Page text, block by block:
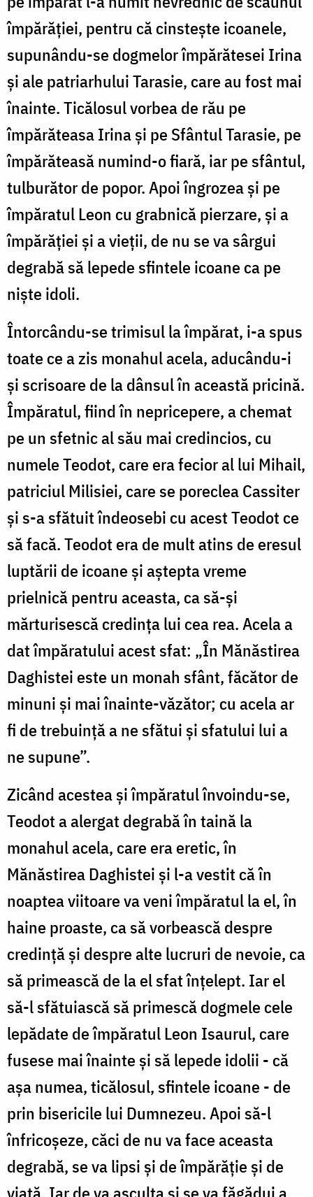
împărăției, pentru că cinstește icoanele,
supunându-se dogmelor împărătesei Irina
și ale patriarhului Tarasie, care au fost mai
înainte. Ticălosul vorbea de rău pe
împărăteasa Irina și pe Sfântul Tarasie, pe
împărăteasă numind-o fiară, iar pe sfântul,
tulburător de popor. Apoi îngrozea și pe
împăratul Leon cu grabnică pierzare, și a
împărăției și a vieții, de nu se va sârgui
degrabă să lepede sfintele icoane ca pe
niște idoli.
Întorcându-se trimisul la împărat, i-a spus
toate ce a zis monahul acela, aducându-i
și scrisoare de la dânsul în această pricină.
Împăratul, fiind în nepricepere, a chemat
pe un sfetnic al său mai credincios, cu
numele Teodot, care era fecior al lui Mihail,
patriciul Milisiei, care se poreclea Cassiter
și s-a sfătuit îndeosebi cu acest Teodot ce
să facă. Teodot era de mult atins de eresul
luptării de icoane și aștepta vreme
prielnică pentru aceasta, ca să-și
mărturisescă credința lui cea rea. Acela a
dat împăratului acest sfat: „În Mănăstirea
Daghistei este un monah sfânt, făcător de
minuni și mai înainte-văzător; cu acela ar
fi de trebuință a ne sfătui și sfatului lui a
ne supune”.
Zicând acestea și împăratul învoindu-se,
Teodot a alergat degrabă în taină la
monahul acela, care era eretic, în
Mănăstirea Daghistei și l-a vestit că în
noaptea viitoare va veni împăratul la el, în
haine proaste, ca să vorbească despre
credință și despre alte lucruri de nevoie, ca
să primească de la el sfat înțelept. Iar el
să-l sfătuiască să primescă dogmele cele
lepădate de împăratul Leon Isaurul, care
fusese mai înainte și să lepede idolii - că
așa numea, ticălosul, sfintele icoane - de
prin bisericile lui Dumnezeu. Apoi să-l
înfricoșeze, căci de nu va face aceasta
degrabă, se va lipsi și de împărăție și de